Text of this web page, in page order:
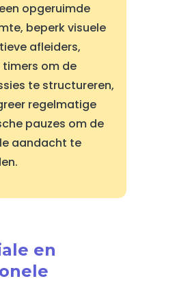
opgeruimde
beperk visuele
afleiders,
timers om de
te structureren,
regelmatige
pauzes om de
aandacht te
en